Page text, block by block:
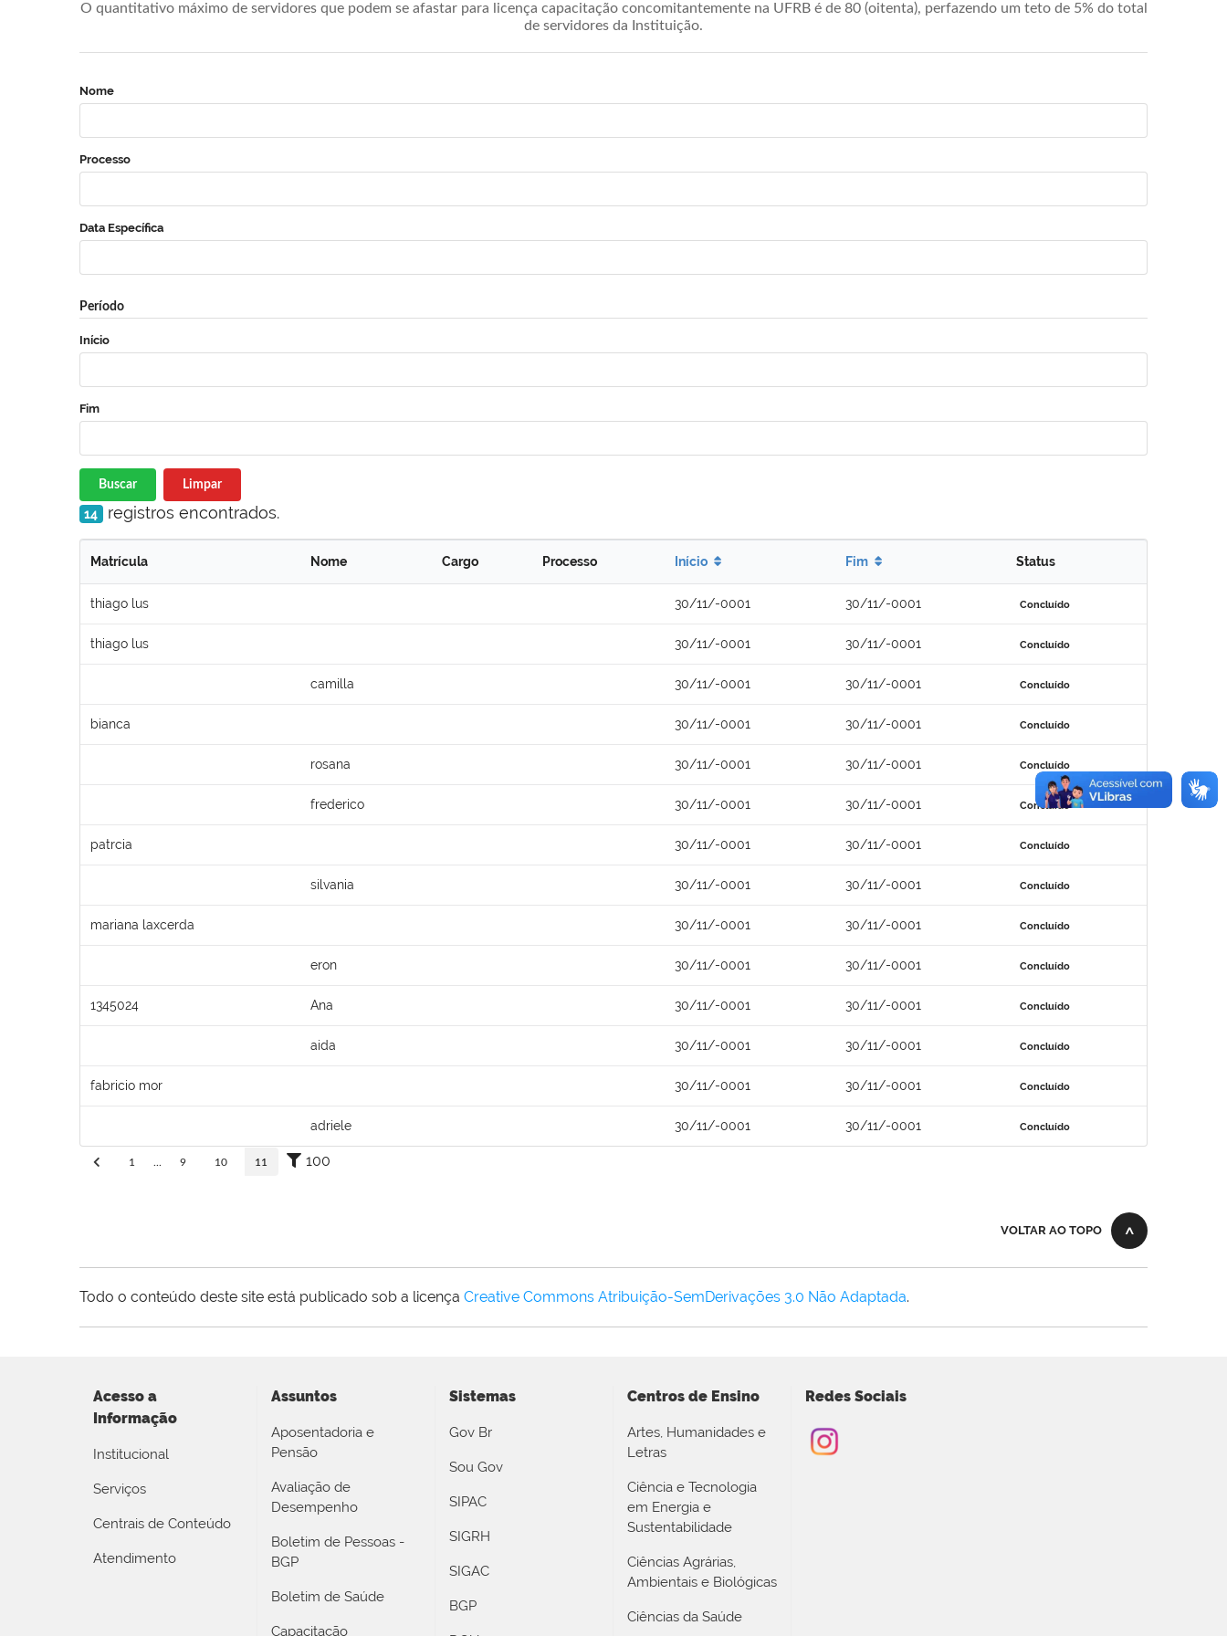
O quantitativo máximo de servidores que podem se afastar para licença capacitação concomitantemente na UFRB é de 80 (oitenta), perfazendo um teto de 5% do total
de servidores da Instituição.
Nome
Processo
Data Específica
Período
Início
Fim
Buscar Limpar
14 registros encontrados.
Matrícula Nome Cargo Processo Início Fim Status
thiago lus 30/11/-0001 30/11/-0001 Concluído
thiago lus 30/11/-0001 30/11/-0001 Concluído
camilla 30/11/-0001 30/11/-0001 Concluído
bianca 30/11/-0001 30/11/-0001 Concluído
rosana 30/11/-0001 30/11/-0001 Concluído
frederico 30/11/-0001 30/11/-0001 Concluído
patrcia 30/11/-0001 30/11/-0001 Concluído
silvania 30/11/-0001 30/11/-0001 Concluído
mariana laxcerda 30/11/-0001 30/11/-0001 Concluído
eron 30/11/-0001 30/11/-0001 Concluído
1345024 Ana 30/11/-0001 30/11/-0001 Concluído
aida 30/11/-0001 30/11/-0001 Concluído
fabricio mor 30/11/-0001 30/11/-0001 Concluído
adriele 30/11/-0001 30/11/-0001 Concluído
1 9 10 11 100
VOLTAR AO TOPO
Todo o conteúdo deste site está publicado sob a licença Creative Commons Atribuição-SemDerivações 3.0 Não Adaptada.
Acesso a
Informação
Institucional
Serviços
Centrais de Conteúdo
Atendimento
Assuntos
Aposentadoria e
Pensão
Avaliação de
Desempenho
Boletim de Pessoas -
BGP
Boletim de Saúde
Capacitação
Sistemas
Gov Br
Sou Gov
SIPAC
SIGRH
SIGAC
BGP
Centros de Ensino
Artes, Humanidades e
Letras
Ciência e Tecnologia
em Energia e
Sustentabilidade
Ciências Agrárias,
Ambientais e Biológicas
Ciências da Saúde
Redes Sociais